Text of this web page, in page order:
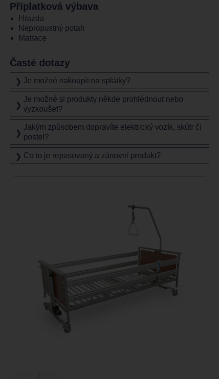
Příplatková výbava
Hrazda
Nepropustný potah
Matrace
Časté dotazy
❯ Je možné nakoupit na splátky?
❯
Je možné si produkty někde prohlédnout nebo
vyzkoušet?
❯
Jakým způsobem dopravíte elektrický vozík, skútr či
postel?
❯ Co to je repasovaný a zánovní produkt?